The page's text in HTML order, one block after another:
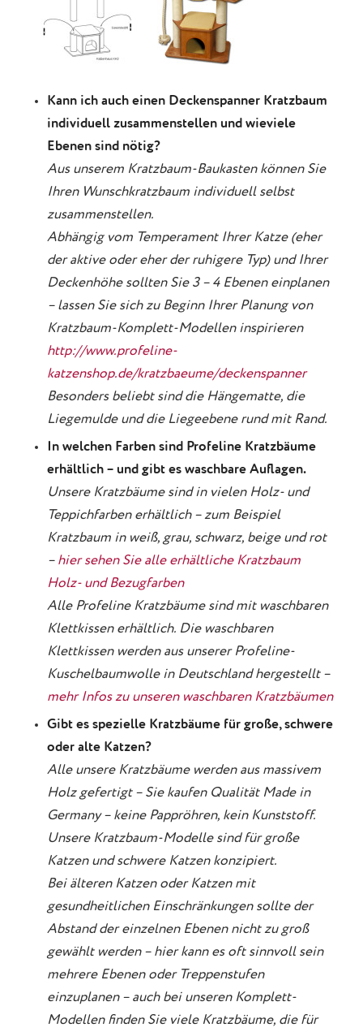
Kann ich auch einen Deckenspanner Kratzbaum
individuell zusammenstellen und wieviele
Ebenen sind nötig?
Aus unserem Kratzbaum-Baukasten können Sie
Ihren Wunschkratzbaum individuell selbst
zusammenstellen.
Abhängig vom Temperament Ihrer Katze (eher
der aktive oder eher der ruhigere Typ) und Ihrer
Deckenhöhe sollten Sie 3 – 4 Ebenen einplanen
– lassen Sie sich zu Beginn Ihrer Planung von
Kratzbaum-Komplett-Modellen inspirieren
http://www.profeline-
katzenshop.de/kratzbaeume/deckenspanner
Besonders beliebt sind die Hängematte, die
Liegemulde und die Liegeebene rund mit Rand.
In welchen Farben sind Profeline Kratzbäume
erhältlich – und gibt es waschbare Auflagen.
Unsere Kratzbäume sind in vielen Holz- und
Teppichfarben erhältlich – zum Beispiel
Kratzbaum in weiß, grau, schwarz, beige und rot
– hier sehen Sie alle erhältliche Kratzbaum
Holz- und Bezugfarben
Alle Profeline Kratzbäume sind mit waschbaren
Klettkissen erhältlich. Die waschbaren
Klettkissen werden aus unserer Profeline-
Kuschelbaumwolle in Deutschland hergestellt –
mehr Infos zu unseren waschbaren Kratzbäumen
Gibt es spezielle Kratzbäume für große, schwere
oder alte Katzen?
Alle unsere Kratzbäume werden aus massivem
Holz gefertigt – Sie kaufen Qualität Made in
Germany – keine Pappröhren, kein Kunststoff.
Unsere Kratzbaum-Modelle sind für große
Katzen und schwere Katzen konzipiert.
Bei älteren Katzen oder Katzen mit
gesundheitlichen Einschränkungen sollte der
Abstand der einzelnen Ebenen nicht zu groß
gewählt werden – hier kann es oft sinnvoll sein
mehrere Ebenen oder Treppenstufen
einzuplanen – auch bei unseren Komplett-
Modellen finden Sie viele Kratzbäume, die für